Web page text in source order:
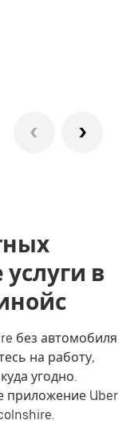
в
без автомобиля
на работу,
угодно.
приложение Uber